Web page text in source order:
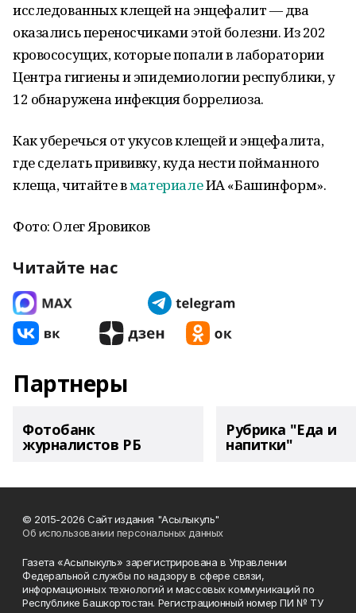
исследованных клещей на энцефалит — два
оказались переносчиками этой болезни. Из 202
кровососущих, которые попали в лаборатории
Центра гигиены и эпидемиологии республики, у
12 обнаружена инфекция боррелиоза.
Как уберечься от укусов клещей и энцефалита,
где сделать прививку, куда нести пойманного
клеща, читайте вматериалеИА «Башинформ».
Фото: Олег Яровиков
Читайте нас
Партнеры
Фотобанк
журналистов РБ
Рубрика "Еда и
напитки"
© 2015-2026 Сайт издания "Асылыкуль"
Об использовании персональных данных
Газета «Асылыкуль» зарегистрирована в Управлении
Федеральной службы по надзору в сфере связи,
информационных технологий и массовых коммуникаций по
Республике Башкортостан. Регистрационный номер ПИ № ТУ